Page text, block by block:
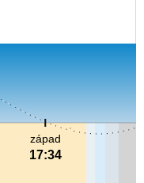
západ
17:34